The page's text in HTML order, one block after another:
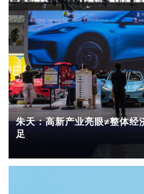
朱天：高新产业亮眼≠整体经
足